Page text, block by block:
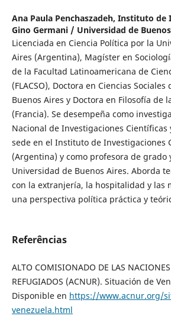
Ana Paula Penchaszadeh, Instituto de
Gino Germani / Universidad de
Licenciada en Ciencia Política por la
Aires (Argentina), Magíster en
de la Facultad Latinoamericana de
(FLACSO), Doctora en Ciencias
Buenos Aires y Doctora en Filosofía de
(Francia). Se desempeña como
Nacional de Investigaciones Científicas
sede en el Instituto de Investigaciones
(Argentina) y como profesora de grado
Universidad de Buenos Aires. Aborda
con la extranjería, la hospitalidad y las
una perspectiva política práctica y
Referências
ALTO COMISIONADO DE LAS
REFUGIADOS (ACNUR). Situación de
Disponible en https://www.acnur.org/
venezuela.html